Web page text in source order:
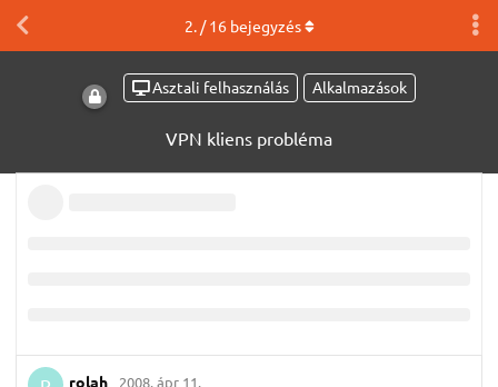
Asztali felhasználás Alkalmazások
VPN kliens probléma
2. /16bejegyzés
rolah 2008. ápr 11.